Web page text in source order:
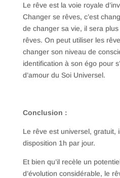
Le rêve est la voie royale
Changer se rêves, c’est
de changer sa vie, il sera
rêves. On peut utiliser les
changer son niveau de
identification à son égo pour
d’amour du Soi Universel.
Conclusion :
Le rêve est universel, gratuit,
disposition 1h par jour.
Et bien qu’il recèle un
d’évolution considérable, le